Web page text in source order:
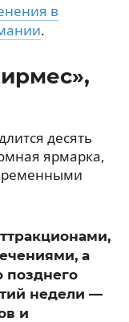
в
.
десять
ярмарка,
а
позднего
недели —
и